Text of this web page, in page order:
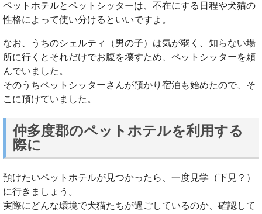
ペットホテルとペットシッターは、不在にする日程や犬猫の
性格によって使い分けるといいですよ。
なお、うちのシェルティ（男の子）は気が弱く、知らない場
所に行くとそれだけでお腹を壊すため、ペットシッターを頼
んでいました。
そのうちペットシッターさんが預かり宿泊も始めたので、そ
こに預けていました。
仲多度郡のペットホテルを利用する
際に
預けたいペットホテルが見つかったら、一度見学（下見？）
に行きましょう。
実際にどんな環境で犬猫たちが過ごしているのか、確認して